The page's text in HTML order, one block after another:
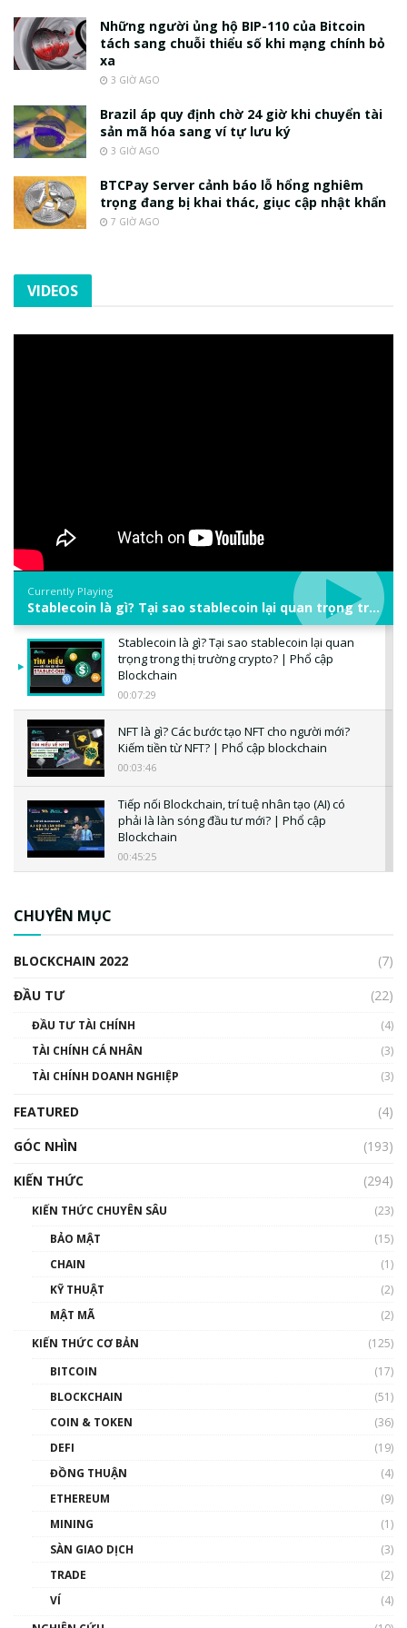
Những người ủng hộ BIP-110 của Bitcoin
tách sang chuỗi thiểu số khi mạng chính bỏ
xa
3 GIỜ AGO
Brazil áp quy định chờ 24 giờ khi chuyển tài
sản mã hóa sang ví tự lưu ký
3 GIỜ AGO
BTCPay Server cảnh báo lỗ hổng nghiêm
trọng đang bị khai thác, giục cập nhật khẩn
7 GIỜ AGO
VIDEOS
Currently Playing
Stablecoin là gì? Tại sao stablecoin lại quan trọng trong thị trường crypto? | Phổ cập Blockchain
Stablecoin là gì? Tại sao stablecoin lại quan
trọng trong thị trường crypto? | Phổ cập
Blockchain
00:07:29
NFT là gì? Các bước tạo NFT cho người mới?
Kiếm tiền từ NFT? | Phổ cập blockchain
00:03:46
Tiếp nối Blockchain, trí tuệ nhân tạo (AI) có
phải là làn sóng đầu tư mới? | Phổ cập
Blockchain
00:45:25
00:02:14
Nhìn lại năm 2022: Những sự kiện ảnh hưởng
đến hệ sinh thái tiền mã hoá | Phổ cập
00:43:47
như thể nào?
00:39:31
Phổ cập Blockchain
thống & Crypto qua các cuộc chiến | Phổ cập
CHUYÊN MỤC
BLOCKCHAIN 2022
(7)
ĐẦU TƯ
(22)
ĐẦU TƯ TÀI CHÍNH
(4)
TÀI CHÍNH CÁ NHÂN
(3)
TÀI CHÍNH DOANH NGHIỆP
(3)
FEATURED
(4)
GÓC NHÌN
(193)
KIẾN THỨC
(294)
KIẾN THỨC CHUYÊN SÂU
(23)
BẢO MẬT
(15)
CHAIN
(1)
KỸ THUẬT
(2)
MẬT MÃ
(2)
KIẾN THỨC CƠ BẢN
(125)
BITCOIN
(17)
BLOCKCHAIN
(51)
COIN & TOKEN
(36)
DEFI
(19)
ĐỒNG THUẬN
(4)
ETHEREUM
(9)
MINING
(1)
SÀN GIAO DỊCH
(3)
TRADE
(2)
VÍ
(4)